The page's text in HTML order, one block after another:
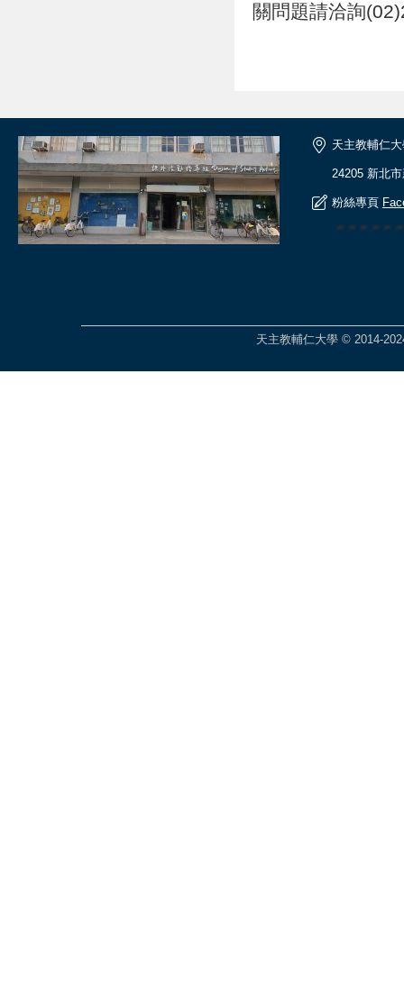
關問題請洽詢
天主教輔仁
24205 新北
粉絲專頁
天主教輔仁大學 © 2014-